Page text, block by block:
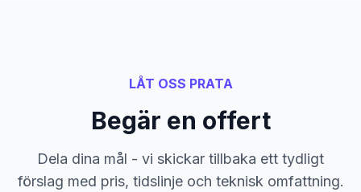
LÅT OSS PRATA
Begär en offert
Dela dina mål - vi skickar tillbaka ett tydligt
förslag med pris, tidslinje och teknisk omfattning.